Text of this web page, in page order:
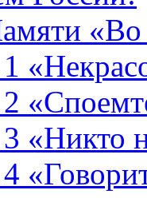
1
2
3 «Никто
4